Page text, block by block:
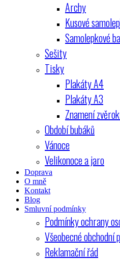
Archy
Kusové
Samolepkové
Sešity
Tisky
Plakáty A4
Plakáty A3
Znamení
Období bubáků
Vánoce
Velikonoce a jaro
Doprava
O mně
Kontakt
Blog
Smluvní podmínky
Podmínky ochrany
Všeobecné obchodní
Reklamační řád